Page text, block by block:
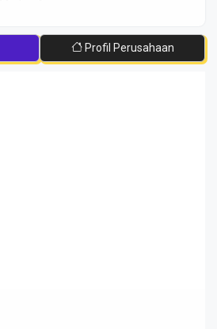
Profil Perusahaan